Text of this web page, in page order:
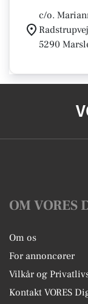
c/o.
5290
OM VORES
Om os
For annoncører
Vilkår og
Kontakt VORES